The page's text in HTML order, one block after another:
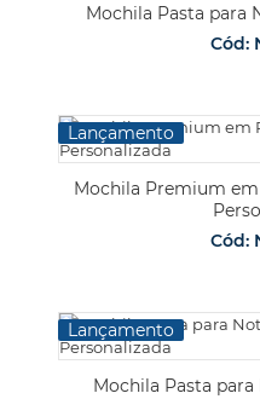
Mochila Pasta para
Cód:
Lançamento
Mochila Premium
Cód:
Lançamento
Mochila Pasta para